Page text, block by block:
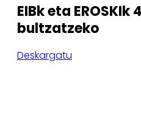
EIBk eta
bultzatzeko
Deskargatu